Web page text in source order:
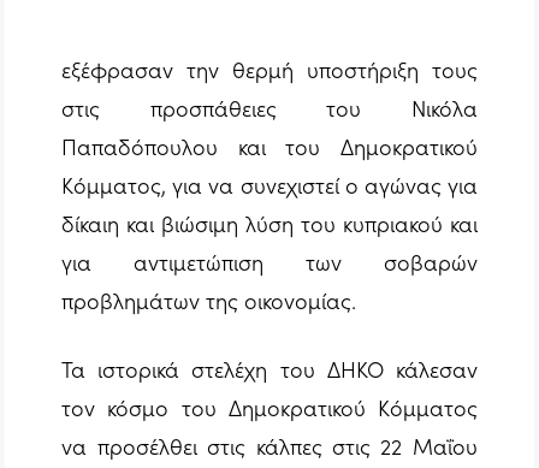
εξέφρασαν την θερμή υποστήριξη τους
στις προσπάθειες του Νικόλα
Παπαδόπουλου και του Δημοκρατικού
Κόμματος, για να συνεχιστεί ο αγώνας για
δίκαιη και βιώσιμη λύση του κυπριακού και
για αντιμετώπιση των σοβαρών
προβλημάτων της οικονομίας.
Τα ιστορικά στελέχη του ΔΗΚΟ κάλεσαν
τον κόσμο του Δημοκρατικού Κόμματος
να προσέλθει στις κάλπες στις 22 Μαΐου